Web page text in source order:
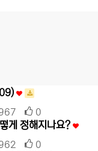
0
게 정해지나요?
0